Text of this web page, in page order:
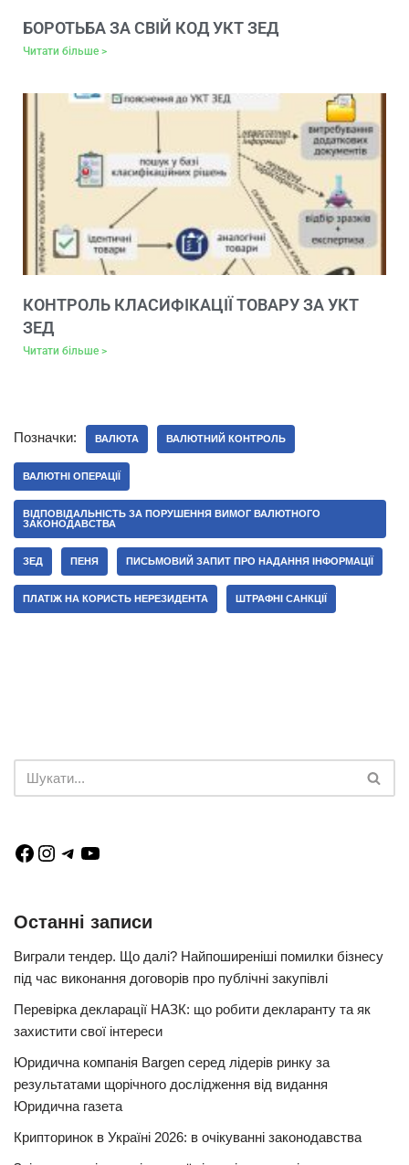
БОРОТЬБА ЗА СВІЙ КОД УКТ ЗЕД
Читати більше >
КОНТРОЛЬ КЛАСИФІКАЦІЇ ТОВАРУ ЗА УКТ
ЗЕД
Читати більше >
Позначки: ВАЛЮТА ВАЛЮТНИЙ КОНТРОЛЬ
ВАЛЮТНІ ОПЕРАЦІЇ
ВІДПОВІДАЛЬНІСТЬ ЗА ПОРУШЕННЯ ВИМОГ ВАЛЮТНОГО
ЗАКОНОДАВСТВА
ЗЕД ПЕНЯ ПИСЬМОВИЙ ЗАПИТ ПРО НАДАННЯ ІНФОРМАЦІЇ
ПЛАТІЖ НА КОРИСТЬ НЕРЕЗИДЕНТА ШТРАФНІ САНКЦІЇ
Останні записи
Виграли тендер. Що далі? Найпоширеніші помилки бізнесу
під час виконання договорів про публічні закупівлі
Перевірка декларації НАЗК: що робити декларанту та як
захистити свої інтереси
Юридична компанія Bargen серед лідерів ринку за
результатами щорічного дослідження від видання
Юридична газета
Крипторинок в Україні 2026: в очікуванні законодавства